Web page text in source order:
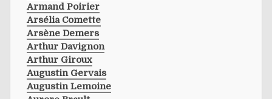
Armand Poirier
Arsélia Comette
Arsène Demers
Arthur Davignon
Arthur Giroux
Augustin Gervais
Augustin Lemoine